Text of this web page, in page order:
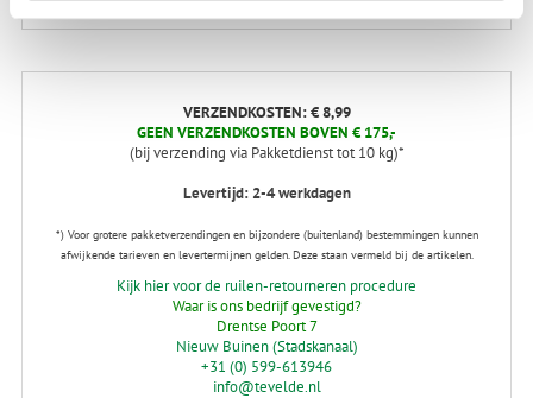
SALE Schaatsen
VERZENDKOSTEN: € 8,99
GEEN VERZENDKOSTEN BOVEN € 175,-
(bij verzending via Pakketdienst tot 10 kg)*
Levertijd: 2-4 werkdagen
*) Voor grotere pakketverzendingen en bijzondere (buitenland) bestemmingen kunnen
afwijkende tarieven en levertermijnen gelden. Deze staan vermeld bij de artikelen.
Kijk hier voor de ruilen-retourneren procedure
Waar is ons bedrijf gevestigd?
Drentse Poort 7
Nieuw Buinen (Stadskanaal)
+31 (0) 599-613946
info@tevelde.nl